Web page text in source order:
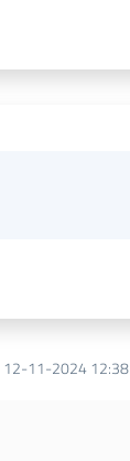
12-11-2024 12:38